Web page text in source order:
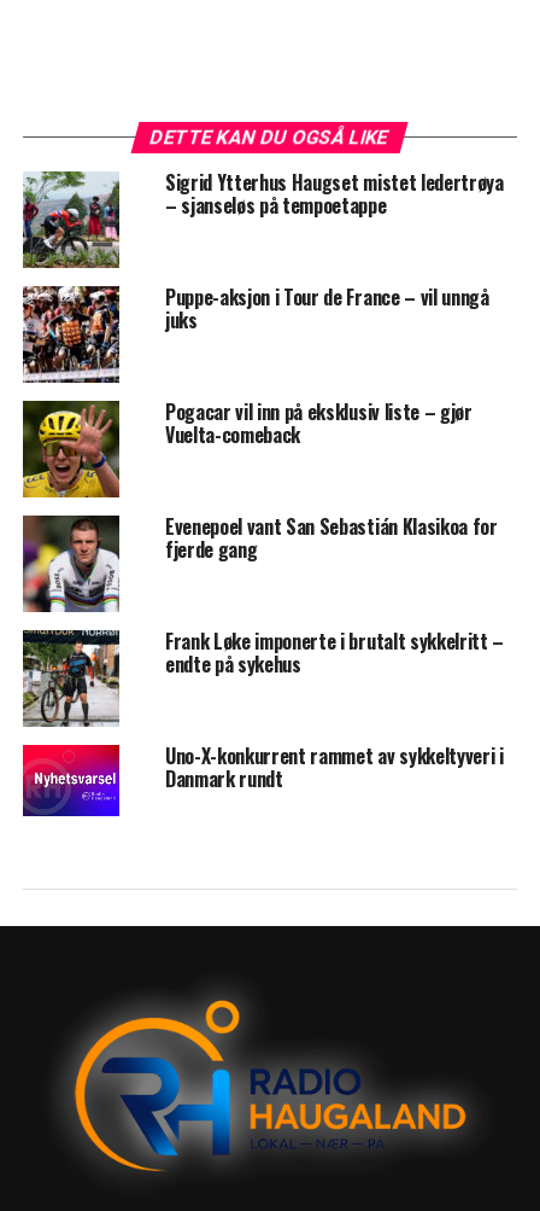
DETTE KAN DU OGSÅ LIKE
Sigrid Ytterhus Haugset mistet ledertrøya
– sjanseløs på tempoetappe
Puppe-aksjon i Tour de France – vil unngå
juks
Pogacar vil inn på eksklusiv liste – gjør
Vuelta-comeback
Evenepoel vant San Sebastián Klasikoa for
fjerde gang
Frank Løke imponerte i brutalt sykkelritt –
endte på sykehus
Uno-X-konkurrent rammet av sykkeltyveri i
Danmark rundt